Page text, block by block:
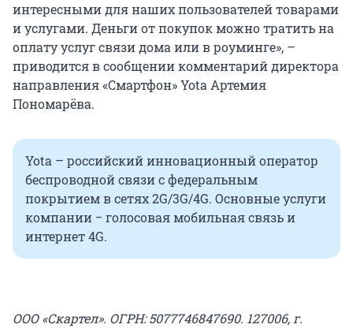
интересными для наших пользователей товарами
и услугами. Деньги от покупок можно тратить на
оплату услуг связи дома или в роуминге», –
приводится в сообщении комментарий директора
направления «Смартфон» Yota Артемия
Пономарёва.
Yota – российский инновационный оператор
беспроводной связи с федеральным
покрытием в сетях 2G/3G/4G. Основные услуги
компании − голосовая мобильная связь и
интернет 4G.
ООО «Скартел». ОГРН: 5077746847690. 127006, г.